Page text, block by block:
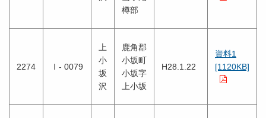
樽部
2274 Ⅰ- 0079
上
小
坂
沢
鹿角郡
小坂町
小坂字
上小坂
H28.1.22
資料1
[1120KB]